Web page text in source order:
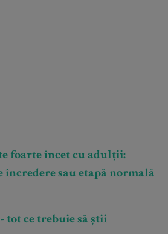
foarte încet cu adulții:
sau etapă normală
tot ce trebuie să știi